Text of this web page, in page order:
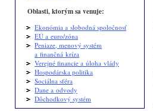
Oblasti, ktorým sa venuje:
Ekonómia a slobodná spoločnosť
EÚ a euro/zóna
Peniaze, menový systém
a finančná kríza
Verejné financie a úloha vlády
Hospodárska politika
Sociálna sféra
Dane a odvody
Dôchodkový systém